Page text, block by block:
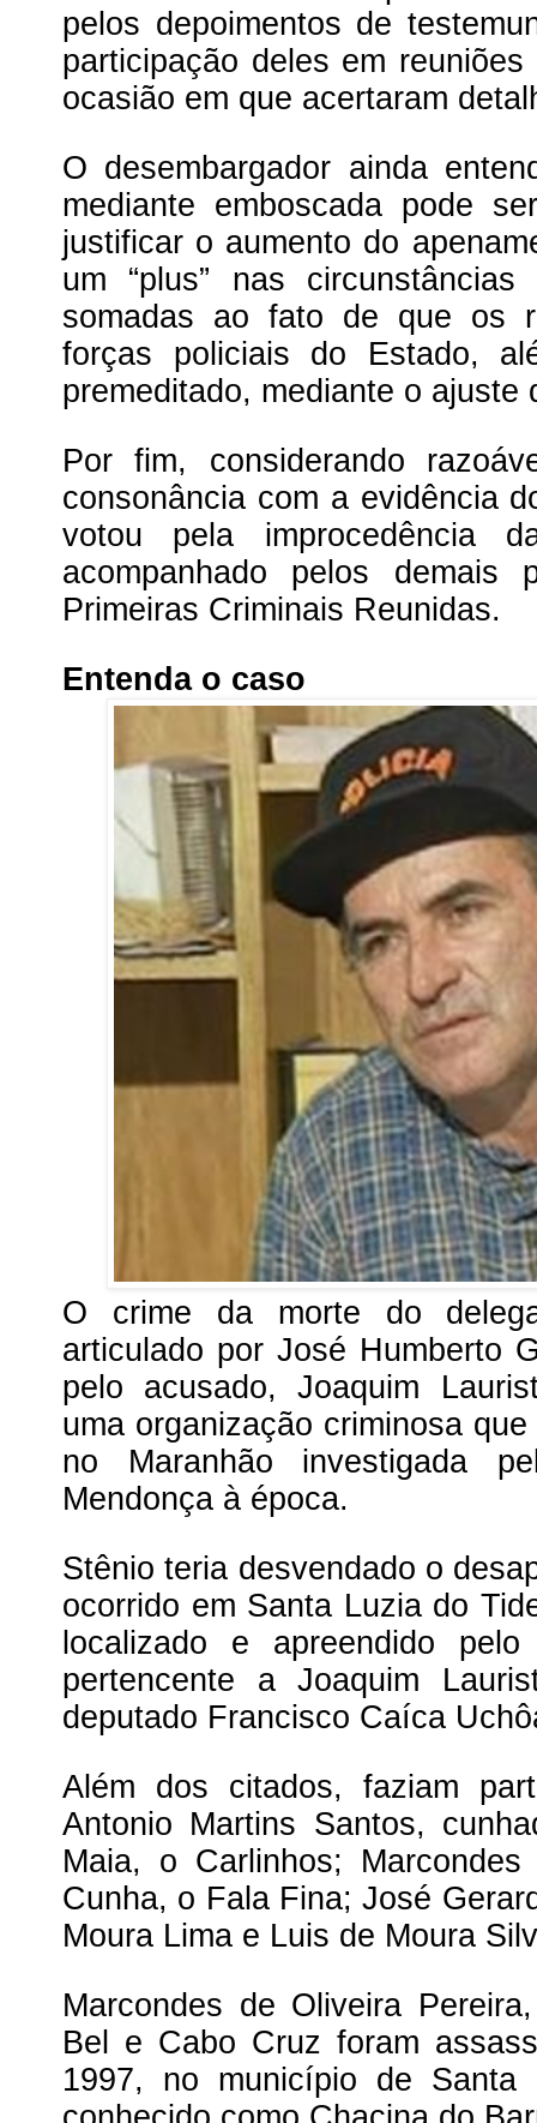
pelos depoimentos de
participação deles em
ocasião em que acertaram
O desembargador ainda
mediante emboscada pode
justificar o aumento do
um “plus” nas
somadas ao fato de que os
forças policiais do Estado,
premeditado, mediante o ajuste
Por fim, considerando
consonância com a evidência
votou pela improcedência
acompanhado pelos demais
Primeiras Criminais Reunidas.
Entenda o caso
O crime da morte do
articulado por José Humberto
pelo acusado, Joaquim
uma organização criminosa
no Maranhão investigada
Mendonça à época.
Stênio teria desvendado o
ocorrido em Santa Luzia do
localizado e apreendido
pertencente a Joaquim
deputado Francisco Caíca
Além dos citados, faziam
Antonio Martins Santos,
Maia, o Carlinhos;
Cunha, o Fala Fina; José
Moura Lima e Luis de Moura
Marcondes de Oliveira
Bel e Cabo Cruz foram
1997, no município de